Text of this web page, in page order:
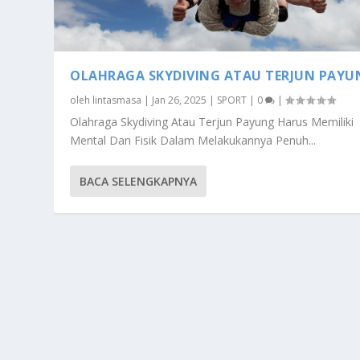
OLAHRAGA SKYDIVING ATAU TERJUN
oleh lintasmasa | Jan 26, 2025 | SPORT | 0 |
Olahraga Skydiving Atau Terjun Payung Harus Memiliki
Mental Dan Fisik Dalam Melakukannya Penuh...
BACA SELENGKAPNYA